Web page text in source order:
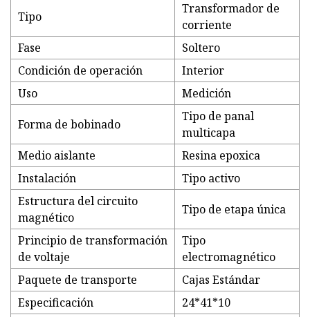
Tipo
Transformador de
corriente
Fase
Soltero
Condición de operación
Interior
Uso
Medición
Forma de bobinado
Tipo de panal
multicapa
Medio aislante
Resina epoxica
Instalación
Tipo activo
Estructura del circuito
magnético
Tipo de etapa única
Principio de transformación
de voltaje
Tipo
electromagnético
Paquete de transporte
Cajas Estándar
Especificación
24*41*10